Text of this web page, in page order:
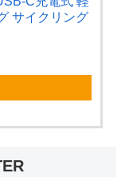
サイクリング